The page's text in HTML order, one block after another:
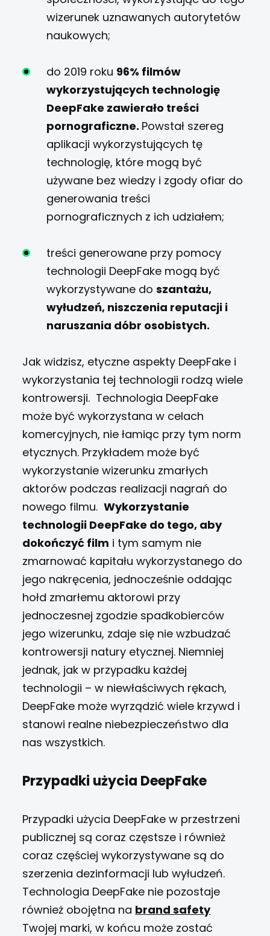
wizerunek uznawanych autorytetów
naukowych;
do 2019 roku 96% filmów
wykorzystujących technologię
DeepFake zawierało treści
pornograficzne. Powstał szereg
aplikacji wykorzystujących tę
technologię, które mogą być
używane bez wiedzy i zgody ofiar do
generowania treści
pornograficznych z ich udziałem;
treści generowane przy pomocy
technologii DeepFake mogą być
wykorzystywane doszantażu,
wyłudzeń, niszczenia reputacji i
naruszania dóbr osobistych.
Jak widzisz, etyczne aspekty DeepFake i
wykorzystania tej technologii rodzą wiele
kontrowersji. Technologia DeepFake
może być wykorzystana w celach
komercyjnych, nie łamiąc przy tym norm
etycznych. Przykładem może być
wykorzystanie wizerunku zmarłych
aktorów podczas realizacji nagrań do
nowego filmu. Wykorzystanie
technologii DeepFake do tego, aby
dokończyć film i tym samym nie
zmarnować kapitału wykorzystanego do
jego nakręcenia, jednocześnie oddając
hołd zmarłemu aktorowi przy
jednoczesnej zgodzie spadkobierców
jego wizerunku, zdaje się nie wzbudzać
kontrowersji natury etycznej. Niemniej
jednak, jak w przypadku każdej
technologii – w niewłaściwych rękach,
DeepFake może wyrządzić wiele krzywd i
stanowi realne niebezpieczeństwo dla
nas wszystkich.
Przypadki użycia DeepFake
Przypadki użycia DeepFake w przestrzeni
publicznej są coraz częstsze i również
coraz częściej wykorzystywane są do
szerzenia dezinformacji lub wyłudzeń.
Technologia DeepFake nie pozostaje
również obojętna na brand safety
Twojej marki, w końcu może zostać